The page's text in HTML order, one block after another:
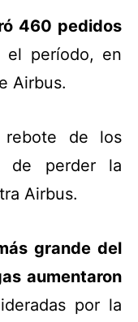
460 pedidos
período, en
Airbus.
de los
de perder la
Airbus.
grande del
aumentaron
por la